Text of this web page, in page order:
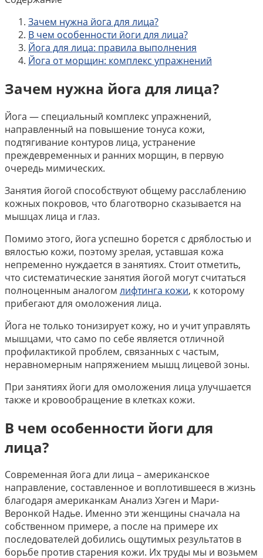
Зачем нужна йога для лица?
В чем особенности йоги для лица?
Йога для лица: правила выполнения
Йога от морщин: комплекс упражнений
Зачем нужна йога для лица?
Йога — специальный комплекс упражнений,
направленный на повышение тонуса кожи,
подтягивание контуров лица, устранение
преждевременных и ранних морщин, в первую
очередь мимических.
Занятия йогой способствуют общему расслаблению
кожных покровов, что благотворно сказывается на
мышцах лица и глаз.
Помимо этого, йога успешно борется с дряблостью и
вялостью кожи, поэтому зрелая, уставшая кожа
непременно нуждается в занятиях. Стоит отметить,
что систематические занятия йогой могут считаться
полноценным аналогом лифтинга кожи, к которому
прибегают для омоложения лица.
Йога не только тонизирует кожу, но и учит управлять
мышцами, что само по себе является отличной
профилактикой проблем, связанных с частым,
неравномерным напряжением мышц лицевой зоны.
При занятиях йоги для омоложения лица улучшается
также и кровообращение в клетках кожи.
В чем особенности йоги для
лица?
Современная йога дли лица – американское
направление, составленное и воплотившееся в жизнь
благодаря американкам Анализ Хэген и Мари-
Веронкой Надье. Именно эти женщины сначала на
собственном примере, а после на примере их
последователей добились ощутимых результатов в
борьбе против старения кожи. Их труды мы и возьмем